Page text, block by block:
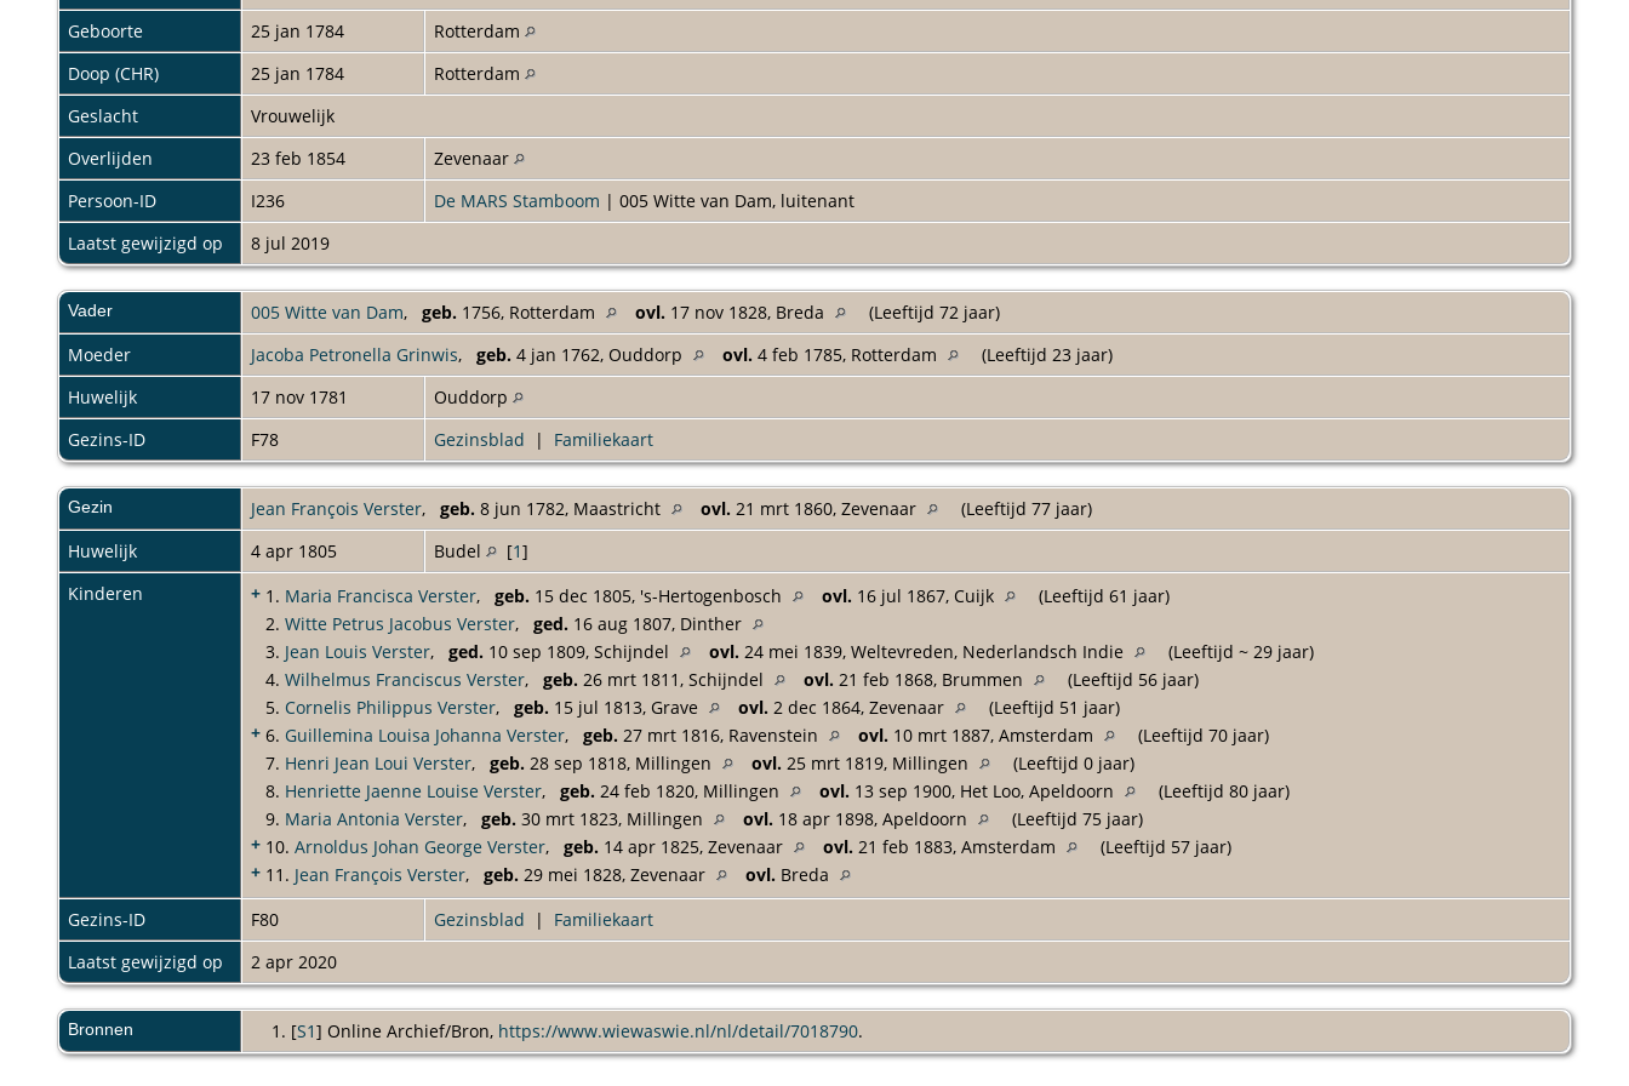
Geboorte 25 jan 1784
Rotterdam
Doop (CHR)
25 jan 1784
Rotterdam
Geslacht
Vrouwelijk
Overlijden
23 feb 1854
Zevenaar
Persoon-ID
I236 De MARS Stamboom | 005 Witte van Dam, luitenant
Laatst gewijzigd op
8 jul 2019
Vader 005 Witte van Dam, geb. 1756, Rotterdam ovl. 17 nov 1828, Breda
(Leeftijd 72 jaar)
Moeder
Jacoba Petronella Grinwis, geb. 4 jan 1762, Ouddorp ovl. 4 feb 1785, Rotterdam
(Leeftijd 23 jaar)
Huwelijk
17 nov 1781
Ouddorp
Gezins-ID
F78 Gezinsblad | Familiekaart
Gezin Jean François Verster, geb. 8 jun 1782, Maastricht ovl. 21 mrt 1860, Zevenaar
(Leeftijd 77 jaar)
Huwelijk
4 apr 1805 Budel [1]
Kinderen
+ 1. Maria Francisca Verster, geb. 15 dec 1805, 's-Hertogenbosch ovl. 16 jul 1867, Cuijk
(Leeftijd 61 jaar)
2. Witte Petrus Jacobus Verster, ged. 16 aug 1807, Dinther
3. Jean Louis Verster, ged. 10 sep 1809, Schijndel ovl. 24 mei 1839, Weltevreden, Nederlandsch Indie
(Leeftijd ~ 29 jaar)
4. Wilhelmus Franciscus Verster, geb. 26 mrt 1811, Schijndel ovl. 21 feb 1868, Brummen
(Leeftijd 56 jaar)
5. Cornelis Philippus Verster, geb. 15 jul 1813, Grave ovl. 2 dec 1864, Zevenaar
(Leeftijd 51 jaar)
+ 6. Guillemina Louisa Johanna Verster, geb. 27 mrt 1816, Ravenstein ovl. 10 mrt 1887, Amsterdam
(Leeftijd 70 jaar)
7. Henri Jean Loui Verster, geb. 28 sep 1818, Millingen ovl. 25 mrt 1819, Millingen
(Leeftijd 0 jaar)
8. Henriette Jaenne Louise Verster, geb. 24 feb 1820, Millingen ovl. 13 sep 1900, Het Loo, Apeldoorn
(Leeftijd 80 jaar)
9. Maria Antonia Verster, geb. 30 mrt 1823, Millingen ovl. 18 apr 1898, Apeldoorn
(Leeftijd 75 jaar)
+ 10. Arnoldus Johan George Verster, geb. 14 apr 1825, Zevenaar ovl. 21 feb 1883, Amsterdam
(Leeftijd 57 jaar)
+ 11. Jean François Verster, geb. 29 mei 1828, Zevenaar ovl. Breda
Gezins-ID
F80 Gezinsblad | Familiekaart
Laatst gewijzigd op
2 apr 2020
Bronnen [S1] Online Archief/Bron, https://www.wiewaswie.nl/nl/detail/7018790.